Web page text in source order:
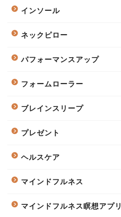
インソール
ネックピロー
パフォーマンスアップ
フォームローラー
ブレインスリープ
プレゼント
ヘルスケア
マインドフルネス
マインドフルネス瞑想アプリ